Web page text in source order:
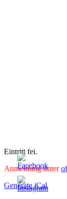
Eintritt fei.
Anmeldung unter
Generate iCal